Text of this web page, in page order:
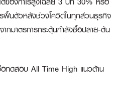
ฟื้นตัวหลังช่วงโควิดในทุกส่วนธุรกิจ
กมาตรการกระตุ้นกำลังซื้อปลาย-ต้น
ทดสอบ All Time High แนวต้าน